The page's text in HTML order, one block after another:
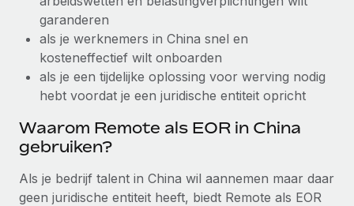
Hoe Phiture 55 werknemers in 19 landen
beheert met Remote
Phiture, een toonaangevende leider in de wereldwijde
Meer informatie
garanderen
als je werknemers in China snel en
kosteneffectief wilt onboarden
als je een tijdelijke oplossing voor werving nodig
hebt voordat je een juridische entiteit opricht
Waarom Remote als EOR in China
gebruiken?
Als je bedrijf talent in China wil aannemen maar daar
geen juridische entiteit heeft, biedt Remote als EOR